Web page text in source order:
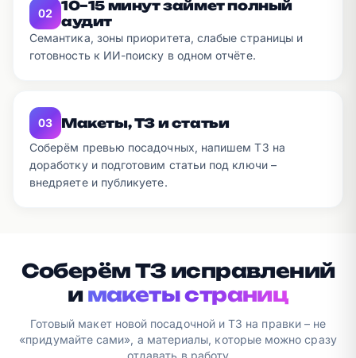
02
10–15 минут займет полный
аудит
Семантика, зоны приоритета, слабые страницы и
готовность к ИИ-поиску в одном отчёте.
03 Макеты, ТЗ и статьи
Соберём превью посадочных, напишем ТЗ на
доработку и подготовим статьи под ключи –
внедряете и публикуете.
Соберём ТЗ исправлений
и макеты страниц
Готовый макет новой посадочной и ТЗ на правки – не
«придумайте сами», а материалы, которые можно сразу
отдавать в работу